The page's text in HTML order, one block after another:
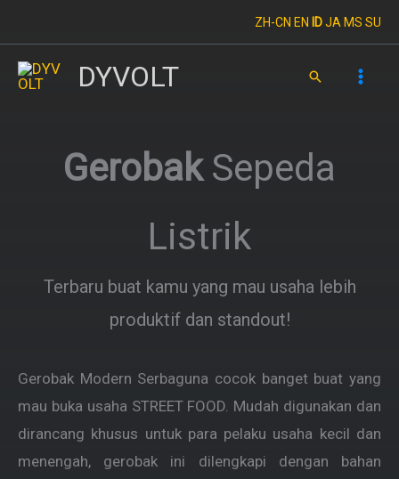
to
content
ZH-CN EN IDJA MS SU
DYVOLT Search
GerobakSepeda
Listrik
Terbaru buat kamu yang mau usaha lebih
produktif dan standout!
Gerobak Modern Serbaguna cocok banget buat yang
mau buka usaha STREET FOOD. Mudah digunakan dan
dirancang khusus untuk para pelaku usaha kecil dan
menengah, gerobak ini dilengkapi dengan bahan